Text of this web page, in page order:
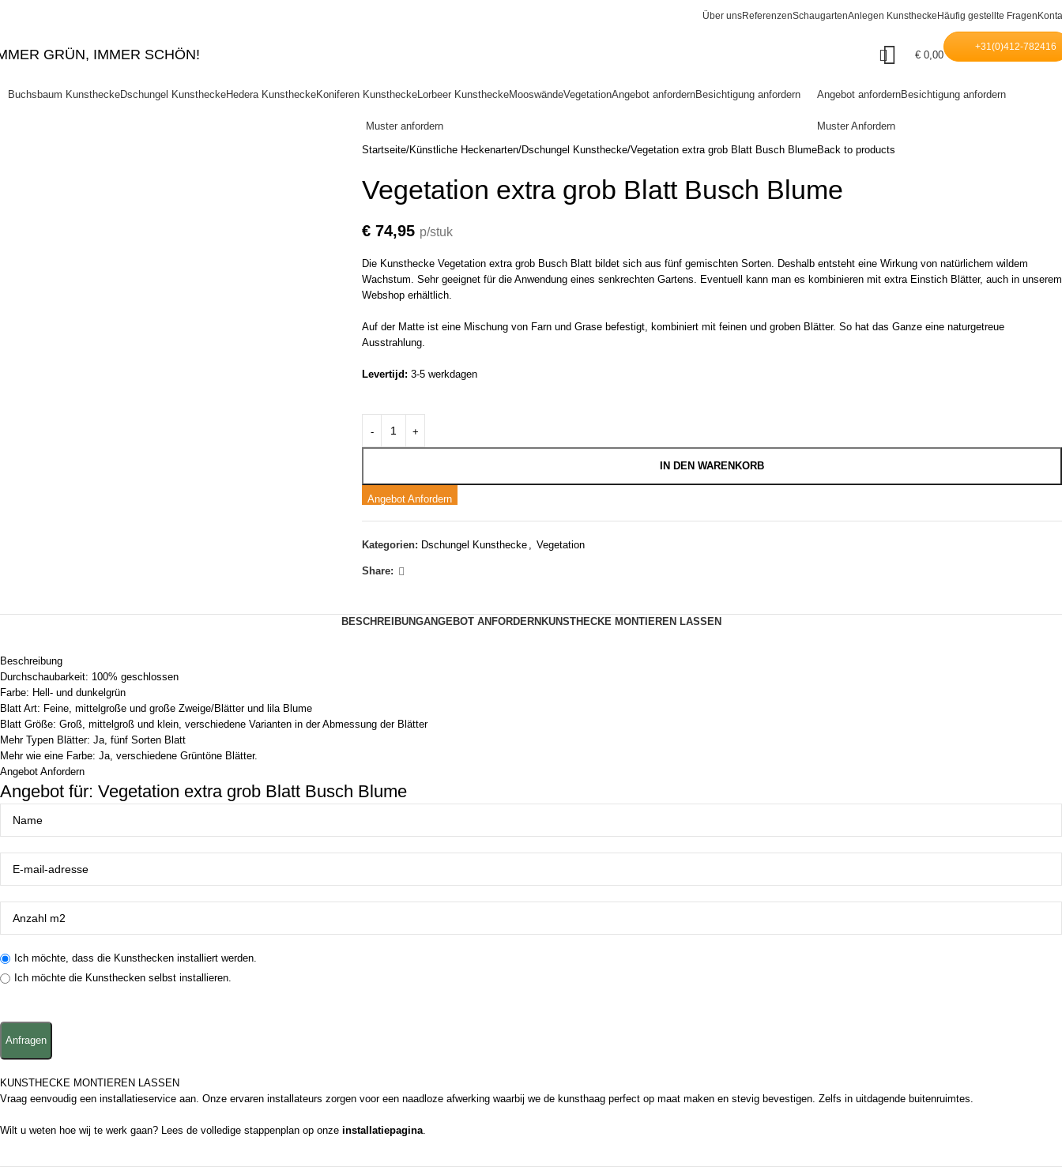
Über unsReferenzenSchaugartenAnlegen Kunsthecke Häufig gestellte Fragen
GRÜN, IMMER SCHÖN! € 0,00
+31(0)412-782416
Buchsbaum KunstheckeDschungel KunstheckeHedera KunstheckeKoniferen KunstheckeLorbeer KunstheckeMooswändeVegetationAngebot anfordernBesichtigung anfordern
Muster anfordern
Angebot anfordernBesichtigung anfordern
Muster Anfordern
Startseite Künstliche Heckenarten Dschungel Kunsthecke Vegetation extra grob Blatt Busch BlumeBack to products
Vegetation extra grob Blatt Busch Blume
€ 74,95 p/stuk
Die Kunsthecke Vegetation extra grob Busch Blatt bildet sich aus fünf gemischten Sorten. Deshalb entsteht eine Wirkung von natürlichem wildem
Wachstum. Sehr geeignet für die Anwendung eines senkrechten Gartens. Eventuell kann man es kombinieren mit extra Einstich Blätter, auch in unserem
Webshop erhältlich.
Auf der Matte ist eine Mischung von Farn und Grase befestigt, kombiniert mit feinen und groben Blätter. So hat das Ganze eine naturgetreue
Ausstrahlung.
Levertijd: 3-5 werkdagen
IN DEN WARENKORB
Angebot Anfordern
Kategorien: Dschungel Kunsthecke Vegetation
Share:
BESCHREIBUNGANGEBOT ANFORDERNKUNSTHECKE MONTIEREN LASSEN
Beschreibung
Durchschaubarkeit: 100% geschlossen
Farbe: Hell- und dunkelgrün
Blatt Art: Feine, mittelgroße und große Zweige/Blätter und lila Blume
Blatt Größe: Groß, mittelgroß und klein, verschiedene Varianten in der Abmessung der Blätter
Mehr Typen Blätter: Ja, fünf Sorten Blatt
Mehr wie eine Farbe: Ja, verschiedene Grüntöne Blätter.
Angebot Anfordern
Angebot für: Vegetation extra grob Blatt Busch Blume
Ich möchte, dass die Kunsthecken installiert werden.
Ich möchte die Kunsthecken selbst installieren.
KUNSTHECKE MONTIEREN LASSEN
Vraag eenvoudig een installatieservice aan. Onze ervaren installateurs zorgen voor een naadloze afwerking waarbij we de kunsthaag perfect op maat maken en stevig bevestigen. Zelfs in uitdagende buitenruimtes.
Wilt u weten hoe wij te werk gaan? Lees de volledige stappenplan op onze installatiepagina